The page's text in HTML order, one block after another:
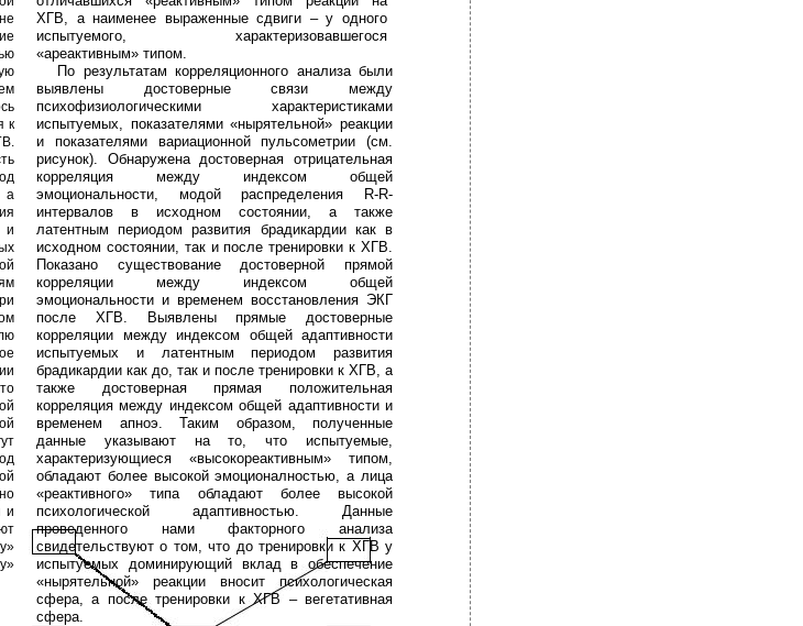
к
а
и
и
ХГВ, а наименее выраженные сдвиги – у одного
испытуемого, характеризовавшегося
«ареактивным» типом.
По результатам корреляционного анализа были
выявлены достоверные связи между
психофизиологическими характеристиками
испытуемых, показателями «нырятельной» реакции
и показателями вариационной пульсометрии (см.
рисунок). Обнаружена достоверная отрицательная
корреляция между индексом общей
эмоциональности, модой распределения R-R-
интервалов в исходном состоянии, а также
латентным периодом развития брадикардии как в
исходном состоянии, так и после тренировки к ХГВ.
Показано существование достоверной прямой
корреляции между индексом общей
эмоциональности и временем восстановления ЭКГ
после ХГВ. Выявлены прямые достоверные
корреляции между индексом общей адаптивности
испытуемых и латентным периодом развития
брадикардии как до, так и после тренировки к ХГВ, а
также достоверная прямая положительная
корреляция между индексом общей адаптивности и
временем апноэ. Таким образом, полученные
данные указывают на то, что испытуемые,
характеризующиеся «высокореактивным» типом,
обладают более высокой эмоционалностью, а лица
«реактивного» типа обладают более высокой
психологической адаптивностью. Данные
проведенного нами факторного анализа
свидетельствуют о том, что до тренировки к ХГВ у
испытуемых доминирующий вклад в обеспечение
«нырятельной» реакции вносит психологическая
сфера, а после тренировки к ХГВ – вегетативная
сфера.